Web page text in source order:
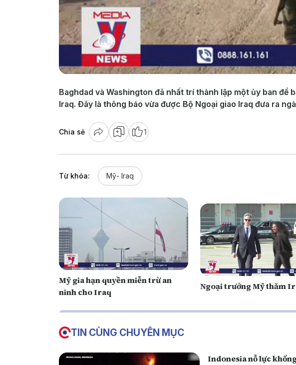
Baghdad và Washington đã nhất trí thành lập một ủy ban để
Iraq. Đây là thông báo vừa được Bộ Ngoại giao Iraq đưa ra
Chia sẻ 1
Từ khóa: Mỹ- Iraq
Mỹ gia hạn quyền miễn trừ an
ninh cho Iraq
Ngoại trưởng Mỹ thăm
TIN CÙNG CHUYÊN MỤC
Indonesia nỗ lực